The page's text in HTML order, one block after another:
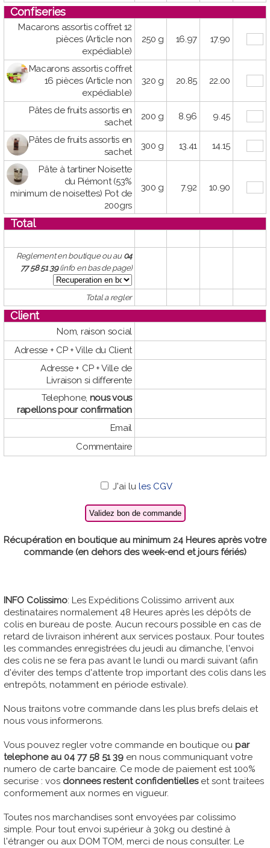
Confiseries
Macarons assortis coffret 12
pièces (Article non
expédiable)
250 g 16.97 17.90
Macarons assortis coffret
16 pièces (Article non
expédiable)
320 g 20.85 22.00
Pâtes de fruits assortis en
sachet
200 g 8.96 9.45
Pâtes de fruits assortis en
sachet
300 g 13.41 14.15
Pâte à tartiner Noisette
du Piémont (53%
minimum de noisettes) Pot de
200grs
300 g 7.92 10.90
Total
Reglement en boutique ou au 04
77 58 51 39(info en bas de page)
Total a regler
Client
Nom, raison social
Adresse + CP + Ville du Client
Adresse + CP + Ville de
Livraison si differente
Telephone, nous vous
rapellons pour confirmation
Email
Commentaire
J'ai lu les CGV
Récupération en boutique au minimum 24 Heures après votre
commande (en dehors des week-end et jours fériés)
INFO Colissimo: Les Expéditions Colissimo arrivent aux
destinataires normalement 48 Heures après les dépôts de
colis en bureau de poste. Aucun recours possible en cas de
retard de livraison inhérent aux services postaux. Pour toutes
les commandes enregistrées du jeudi au dimanche, l'envoi
des colis ne se fera pas avant le lundi ou mardi suivant (afin
d'éviter des temps d'attente trop important des colis dans les
entrepôts, notamment en période estivale).
Nous traitons votre commande dans les plus brefs delais et
nous vous informerons.
Vous pouvez regler votre commande en boutique ou par
telephone au 04 77 58 51 39 en nous communiquant votre
numero de carte bancaire. Ce mode de paiement est 100%
securise : vos donnees restent confidentielleset sont traitees
conformement aux normes en vigueur.
Toutes nos marchandises sont envoyées par colissimo
simple. Pour tout envoi supérieur à 30kg ou destiné à
l'étranger ou aux DOM TOM, merci de nous consulter. Le